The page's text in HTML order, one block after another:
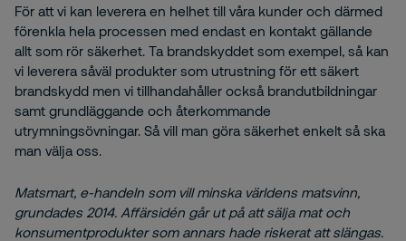
För att vi kan leverera en helhet till våra kunder och därmed
förenkla hela processen med endast en kontakt gällande
allt som rör säkerhet. Ta brandskyddet som exempel, så kan
vi leverera såväl produkter som utrustning för ett säkert
brandskydd men vi tillhandahåller också brandutbildningar
samt grundläggande och återkommande
utrymningsövningar. Så vill man göra säkerhet enkelt så ska
man välja oss.
Matsmart, e-handeln som vill minska världens matsvinn,
grundades 2014. Affärsidén går ut på att sälja mat och
konsumentprodukter som annars hade riskerat att slängas.